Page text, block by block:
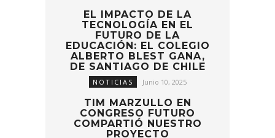
EL IMPACTO DE LA
TECNOLOGÍA EN EL
FUTURO DE LA
EDUCACIÓN: EL COLEGIO
ALBERTO BLEST GANA,
DE SANTIAGO DE CHILE
NOTICIAS Junio 10, 2025
TIM MARZULLO EN
CONGRESO FUTURO
COMPARTIÓ NUESTRO
PROYECTO